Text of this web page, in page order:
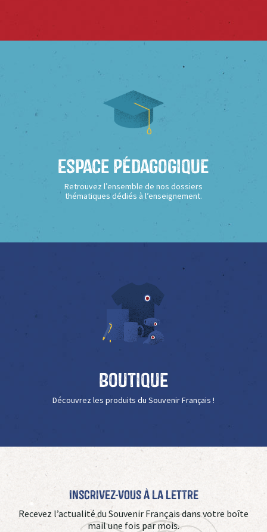
Espace Pédagogique
Retrouvez l’ensemble de nos dossiers
thématiques dédiés à l’enseignement.
Boutique
Découvrez les produits du Souvenir Français !
Inscrivez-vous à La Lettre
Recevez l’actualité du Souvenir Français dans votre boîte
mail une fois par mois.